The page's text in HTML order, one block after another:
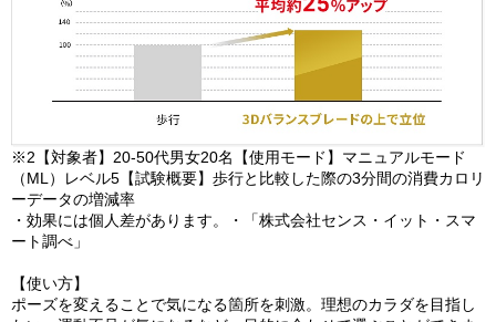
※2【対象者】20-50代男女20名【使用モード】マニュアルモード
（ML）レベル5【試験概要】歩行と比較した際の3分間の消費カロリ
ーデータの増減率
・効果には個人差があります。・「株式会社センス・イット・スマ
ート調べ」
【使い方】
ポーズを変えることで気になる箇所を刺激。理想のカラダを目指し